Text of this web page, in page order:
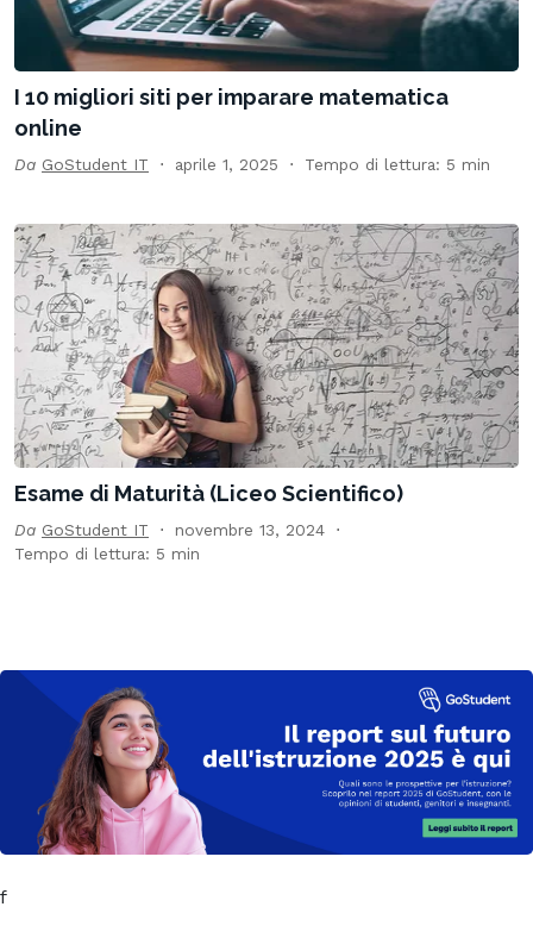
I 10 migliori siti per imparare matematica
online
Da GoStudent IT aprile 1, 2025 Tempo di lettura: 5 min
Esame di Maturità (Liceo Scientifico)
Da GoStudent IT
novembre 13, 2024
Tempo di lettura: 5 min
f